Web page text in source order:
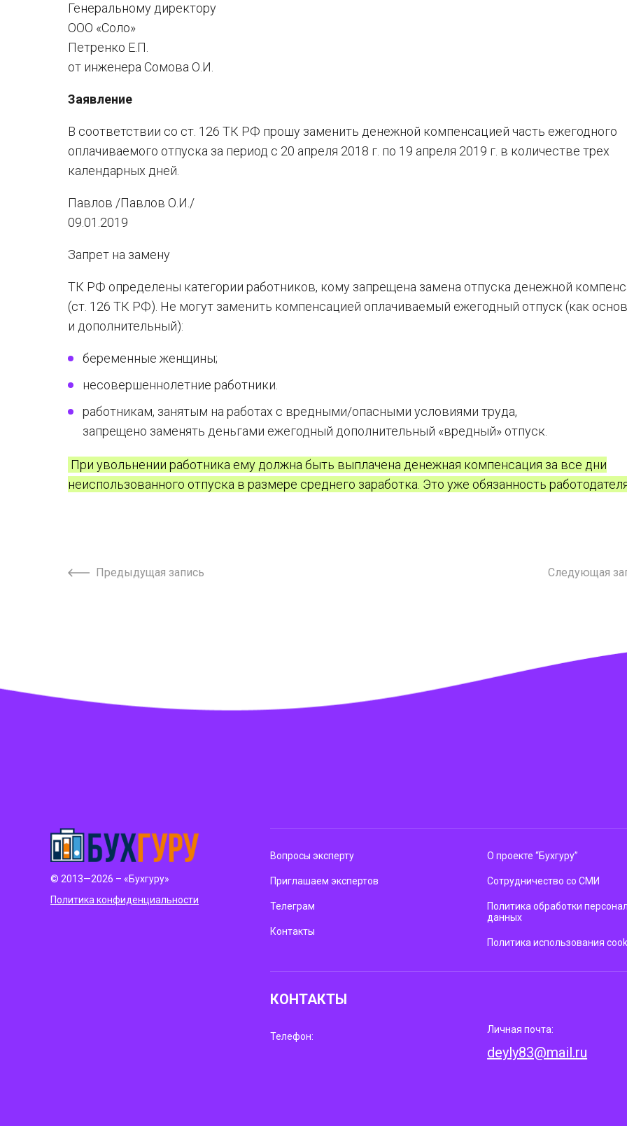
Генеральному директору
ООО «Соло»
Петренко Е.П.
от инженера Сомова О.И.
Заявление
В соответствии со ст. 126 ТК РФ прошу заменить денежной компенсацией часть ежегодного
оплачиваемого отпуска за период с 20 апреля 2018 г. по 19 апреля 2019 г. в количестве трех
календарных дней.
Павлов /Павлов О.И./
09.01.2019
Запрет на замену
ТК РФ определены категории работников, кому запрещена замена отпуска денежной
(ст. 126 ТК РФ). Не могут заменить компенсацией оплачиваемый ежегодный отпуск (как
и дополнительный):
беременные женщины;
несовершеннолетние работники.
работникам, занятым на работах с вредными/опасными условиями труда,
запрещено заменять деньгами ежегодный дополнительный «вредный» отпуск.
При увольнении работника ему должна быть выплачена денежная компенсация за все дни
неиспользованного отпуска в размере среднего заработка. Это уже обязанность
Предыдущая запись Следующая
© 2013—2026 – «Бухгуру»
Политика конфиденциальности
Вопросы эксперту
Приглашаем экспертов
Телеграм
Контакты
О проекте “Бухгуру”
Сотрудничество со СМИ
Политика обработки
данных
Политика использования
КОНТАКТЫ
Телефон:
Личная почта:
deyly83@mail.ru